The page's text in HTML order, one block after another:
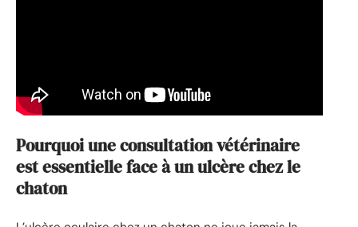
Pourquoi une consultation vétérinaire
est essentielle face à un ulcère chez le
chaton